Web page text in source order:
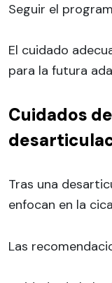
Seguir el
El cuidado
para la futura
Cuidados
Tras una
enfocan en la
Las